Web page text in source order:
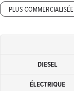
PLUS COMMERCIALISÉE
DIESEL
ÉLECTRIQUE